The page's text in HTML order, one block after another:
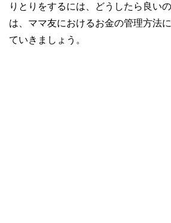
りとりをするには、どうしたら良い
は、ママ友におけるお金の管理方法
ていきましょう。